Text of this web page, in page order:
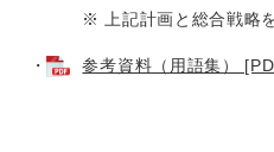
※ 上記計画と総合戦略を一
・ 参考資料（用語集）